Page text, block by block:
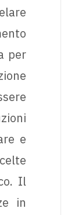
per
e
Il
in